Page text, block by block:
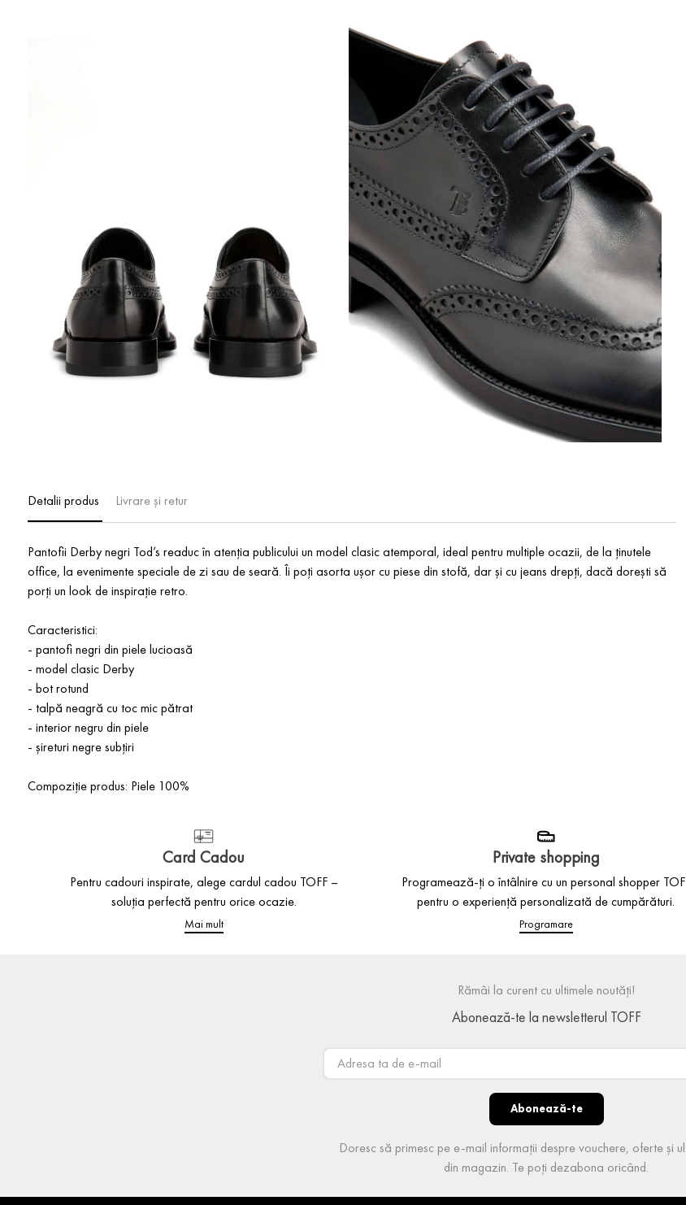
Detalii produs Livrare și retur
Pantofii Derby negri Tod’s readuc în atenția publicului un model clasic atemporal, ideal pentru multiple ocazii, de la ținutele
office, la evenimente speciale de zi sau de seară. Îi poți asorta ușor cu piese din stofă, dar și cu jeans drepți, dacă dorești să
porți un look de inspirație retro.
Caracteristici:
- pantofi negri din piele lucioasă
- model clasic Derby
- bot rotund
- talpă neagră cu toc mic pătrat
- interior negru din piele
- șireturi negre subțiri
Compoziție produs: Piele 100%
Card Cadou
Pentru cadouri inspirate, alege cardul cadou TOFF –
soluția perfectă pentru orice ocazie.
Mai mult
Private shopping
Programează-ți o întâlnire cu un personal shopper
pentru o experiență personalizată de cumpărături.
Programare
Rămâi la curent cu ultimele noutăți!
Abonează-te la newsletterul TOFF
Abonează-te
Doresc să primesc pe e-mail informații despre vouchere, oferte și
din magazin. Te poți dezabona oricând.